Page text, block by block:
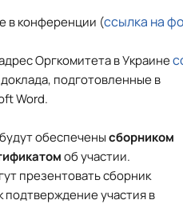
в конференции (ссылка на фо
Оргкомитета в Украине
подготовленные в
Word.
обеспеченысборником
об участии.
презентовать сборник
подтверждение участия в